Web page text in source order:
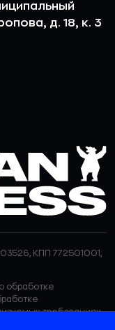
д. 18, к. 3
КПП 772501001,
обработке
требованиях